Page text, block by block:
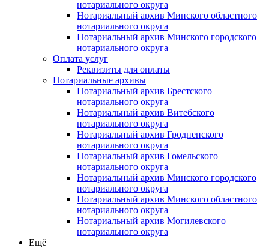
нотариального округа
Нотариальный архив Минского областного
нотариального округа
Нотариальный архив Минского городского
нотариального округа
Оплата услуг
Реквизиты для оплаты
Нотариальные архивы
Нотариальный архив Брестского
нотариального округа
Нотариальный архив Витебского
нотариального округа
Нотариальный архив Гродненского
нотариального округа
Нотариальный архив Гомельского
нотариального округа
Нотариальный архив Минского городского
нотариального округа
Нотариальный архив Минского областного
нотариального округа
Нотариальный архив Могилевского
нотариального округа
Ещё